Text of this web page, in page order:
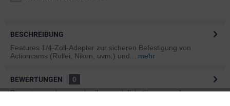
BESCHREIBUNG
Features 1/4-Zoll-Adapter zur sicheren Befestigung von
Actioncams (Rollei, Nikon, uvm.) und...
mehr
BEWERTUNGEN
0
Bewertungen lesen, schreiben und diskutieren...mehr